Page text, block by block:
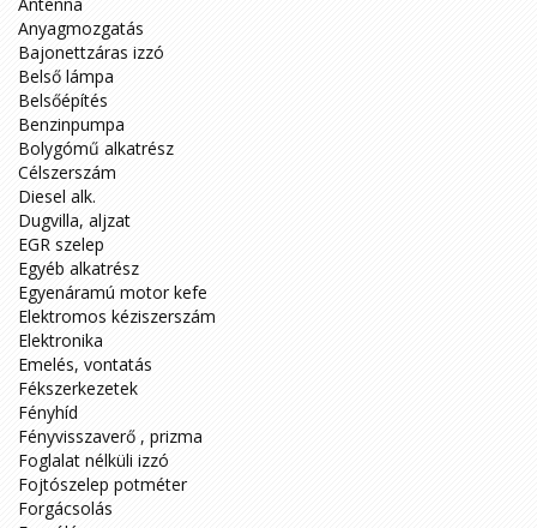
Anyagmozgatás
Bajonettzáras izzó
Belső lámpa
Belsőépítés
Benzinpumpa
Bolygómű alkatrész
Célszerszám
Diesel alk.
Dugvilla, aljzat
EGR szelep
Egyéb alkatrész
Egyenáramú motor kefe
Elektromos kéziszerszám
Elektronika
Emelés, vontatás
Fékszerkezetek
Fényhíd
Fényvisszaverő , prizma
Foglalat nélküli izzó
Fojtószelep potméter
Forgácsolás